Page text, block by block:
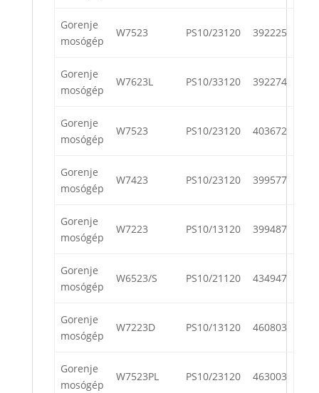
Gorenje
mosógép
W7523 PS10/23120 392225
Gorenje
mosógép
W7623L PS10/33120 392274
Gorenje
mosógép
W7523 PS10/23120 403672
Gorenje
mosógép
W7423 PS10/23120 399577
Gorenje
mosógép
W7223 PS10/13120 399487
Gorenje
mosógép
W6523/S PS10/21120 434947
Gorenje
mosógép
W7223D PS10/13120 460803
Gorenje
mosógép
W7523PL PS10/23120 463003